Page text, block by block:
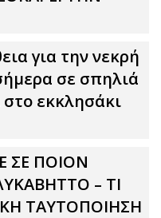
για την νεκρή
σε σπηλιά
εκκλησάκι
ΣΕ ΠΟΙΟΝ
– ΤΙ
ΤΑΥΤΟΠΟΙΗΣΗ